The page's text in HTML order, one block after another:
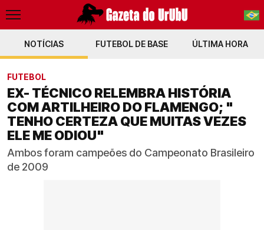
PT-BR
NOTÍCIAS FUTEBOL DE BASE ÚLTIMA HORA
FUTEBOL
EX- TÉCNICO RELEMBRA HISTÓRIA
COM ARTILHEIRO DO FLAMENGO; "
TENHO CERTEZA QUE MUITAS VEZES
ELE ME ODIOU"
Ambos foram campeões do Campeonato Brasileiro
de 2009